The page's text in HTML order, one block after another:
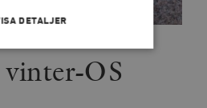
vinter-OS
DETALJER
Analys